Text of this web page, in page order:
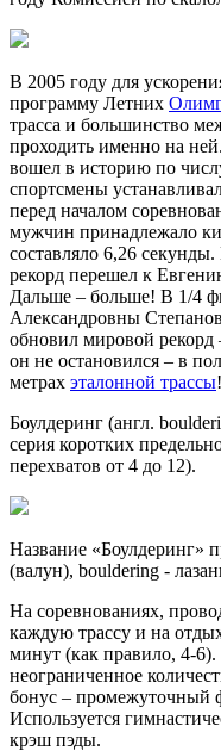
В 2005 году для
программу Летних
трасса и большинство
проходить именно на
вошел в историю по
спортсмены
перед началом
мужчин принадлежало
составляло 6,26
рекорд перешел к
Дальше – больше! В 1/4
Александровны
обновил мировой рекорд
он не остановился – в
метрах эталонной трассы!
Боулдеринг (англ.
серия коротких
перехватов от 4 до 12).
Название «Боулдеринг»
(валун), bouldering -
На соревнованиях,
каждую трассу и на
минут (как правило, 4-
неограниченное
бонус – промежуточный
Используется
крэш пэды.